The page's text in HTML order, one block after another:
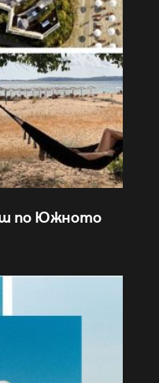
по Южното